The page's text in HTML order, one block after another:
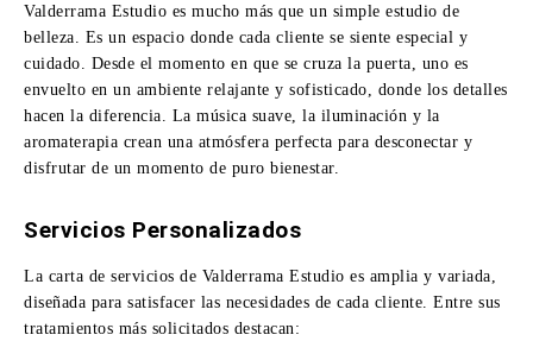
Valderrama Estudio es mucho más que un simple estudio de
belleza. Es un espacio donde cada cliente se siente especial y
cuidado. Desde el momento en que se cruza la puerta, uno es
envuelto en un ambiente relajante y sofisticado, donde los detalles
hacen la diferencia. La música suave, la iluminación y la
aromaterapia crean una atmósfera perfecta para desconectar y
disfrutar de un momento de puro bienestar.
Servicios Personalizados
La carta de servicios de Valderrama Estudio es amplia y variada,
diseñada para satisfacer las necesidades de cada cliente. Entre sus
tratamientos más solicitados destacan: